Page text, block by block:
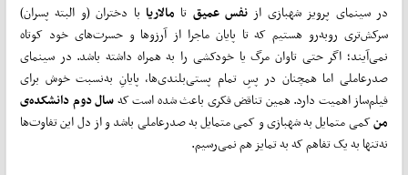
در سینمای پرویز شهبازی از نفس عمیقتا مالاریابا دختران (و البته پسران)
سرکش‌تری روبه‌رو هستیم که تا پایان ماجرا از آرزوها و حسرت‌های خود کوتاه
نمی‌آیند؛ اگر حتی تاوان مرگ یا خودکشی را به همراه داشته باشد. در سینمای
صدرعاملی اما همچنان در پسِ تمام پستی‌بلندی‌ها، پایانِ به‌نسبت خوش برای
فیلم‌ساز اهمیت دارد. همین تناقض فکری باعث شده است کهسال دوم دانشکده‌ی
منکمی متمایل به شهبازی و کمی متمایل به صدرعاملی باشد و از دل این تفاوت‌ها
نه‌تنها به یک تفاهم که به تمایز هم نمی‌رسیم.